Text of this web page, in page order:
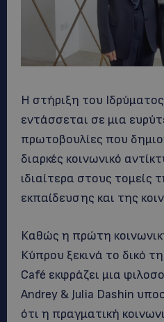
Η στήριξη του
εντάσσεται σε μια
πρωτοβουλίες που
διαρκές κοινωνικό
ιδιαίτερα στους τομείς
εκπαίδευσης και της
Καθώς η πρώτη
Κύπρου ξεκινά το δικό
Café εκφράζει μια
Andrey & Julia Dashin
ότι η πραγματική